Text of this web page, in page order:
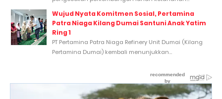
Wujud Nyata Komitmen Sosial, Pertamina
Patra Niaga Kilang Dumai Santuni Anak Yatim
Ring 1
PT Pertamina Patra Niaga Refinery Unit Dumai (Kilang
Pertamina Dumai) kembali menunjukkan...